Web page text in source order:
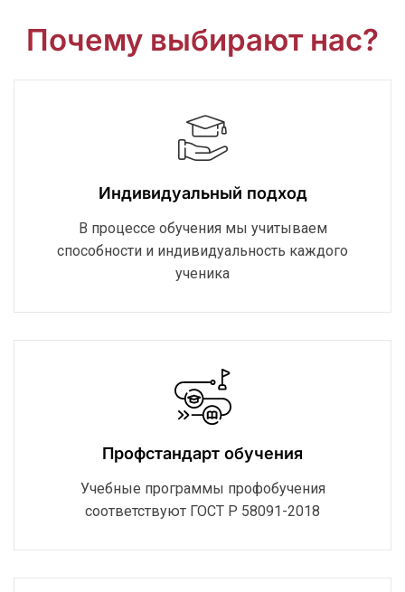
Почему выбирают нас?
Индивидуальный подход
В процессе обучения мы учитываем
способности и индивидуальность каждого
ученика
Профстандарт обучения
Учебные программы профобучения
соответствуют ГОСТ Р 58091-2018